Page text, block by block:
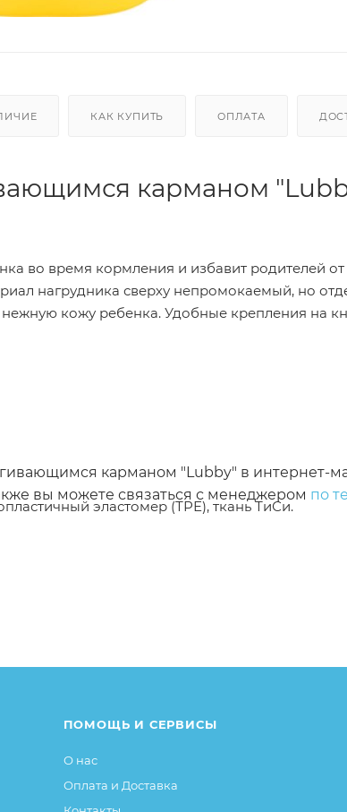
КАК КУПИТЬ ОПЛАТА
карманом
во время кормления и избавит родителей
нагрудника сверху непромокаемый, но
кожу ребенка. Удобные крепления на
эластомер (ТРЕ), ткань ТиСи.
карманом "Lubby" в интернет-
вы можете связаться с менеджером по
ПОМОЩЬ И СЕРВИСЫ
О нас
Оплата и Доставка